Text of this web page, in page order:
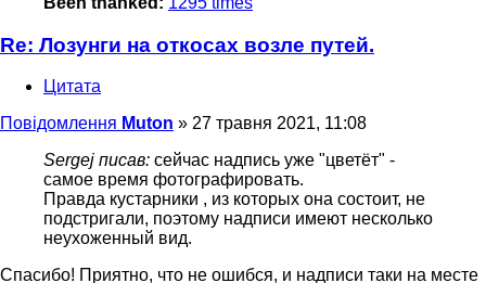
Re: Лозунги на откосах возле путей.
Цитата
Повідомлення Muton » 27 травня 2021, 11:08
Sergej писав: сейчас надпись уже "цветёт" -
самое время фотографировать.
Правда кустарники , из которых она состоит, не
подстригали, поэтому надписи имеют несколько
неухоженный вид.
Спасибо! Приятно, что не ошибся, и надписи таки на месте